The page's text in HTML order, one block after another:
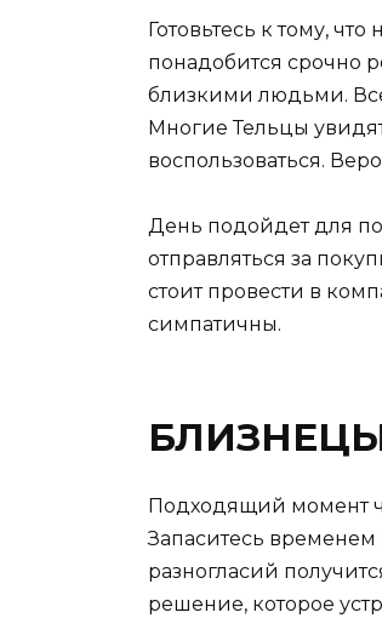
Готовьтесь к тому,
понадобится срочно
близкими людьми.
Многие Тельцы
воспользоваться.
День подойдет для
отправляться за
стоит провести в
симпатичны.
Подходящий момент
Запаситесь временем
разногласий
решение, которое